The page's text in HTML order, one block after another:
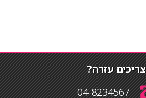
צריכים עזרה?
04-8234567